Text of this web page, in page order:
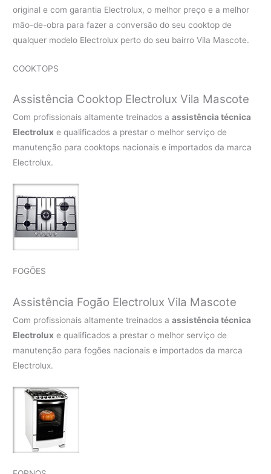
original e com garantia Electrolux, o melhor preço e a melhor
mão-de-obra para fazer a conversão do seu cooktop de
qualquer modelo Electrolux perto do seu bairro Vila Mascote.
COOKTOPS
Assistência Cooktop Electrolux Vila Mascote
Com profissionais altamente treinados aassistência técnica
Electrolux e qualificados a prestar o melhor serviço de
manutenção para cooktops nacionais e importados da marca
Electrolux.
FOGÕES
Assistência Fogão Electrolux Vila Mascote
Com profissionais altamente treinados aassistência técnica
Electrolux e qualificados a prestar o melhor serviço de
manutenção para fogões nacionais e importados da marca
Electrolux.